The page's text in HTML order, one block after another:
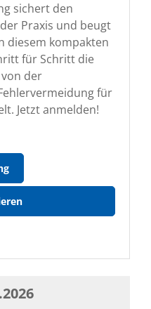
sichert den
Praxis und beugt
diesem kompakten
für Schritt die
der
für
Jetzt anmelden!
Abrechnungskurs
für
medizinisches
-